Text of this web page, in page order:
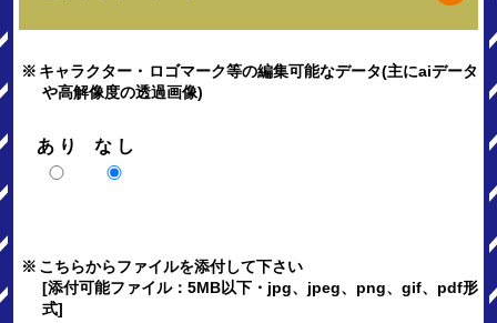
※ キャラクター・ロゴマーク等の編集可能なデータ(主にaiデータ
や高解像度の透過画像)
あり なし
※ こちらからファイルを添付して下さい
[添付可能ファイル：5MB以下・jpg、jpeg、png、gif、pdf形
式]